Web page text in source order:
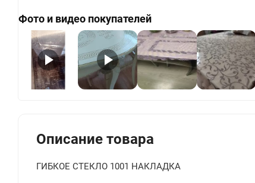
Фото и видео покупателей
Описание товара
ГИБКОЕ СТЕКЛО 1001 НАКЛАДКА